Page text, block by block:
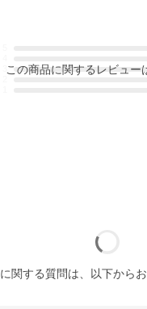
この商品に関するレビュー
に関する質問は、以下から